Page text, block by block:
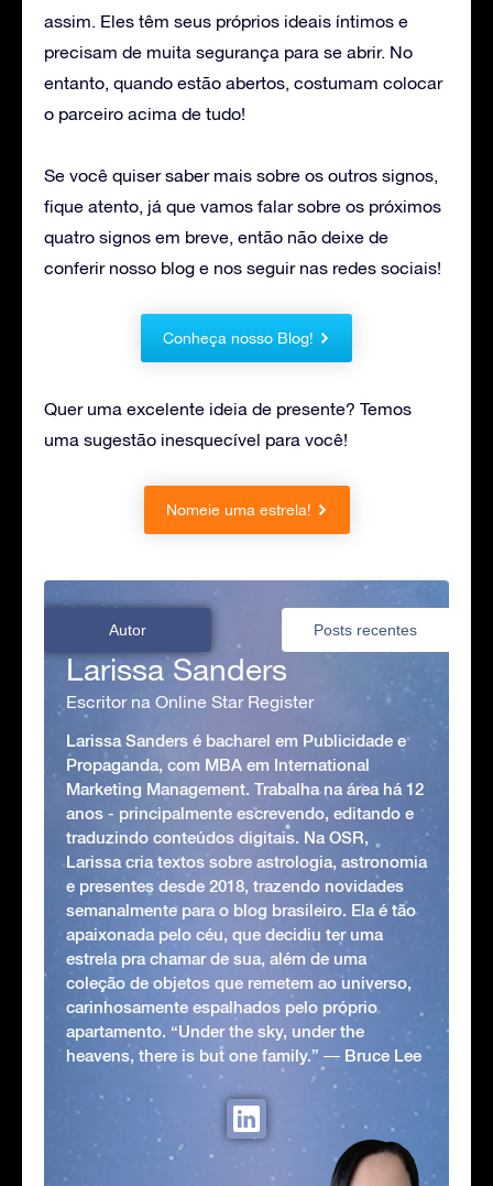
assim. Eles têm seus próprios ideais íntimos e
precisam de muita segurança para se abrir. No
entanto, quando estão abertos, costumam colocar
o parceiro acima de tudo!
Se você quiser saber mais sobre os outros signos,
fique atento, já que vamos falar sobre os próximos
quatro signos em breve, então não deixe de
conferir nosso blog e nos seguir nas redes sociais!
Conheça nosso Blog!
Quer uma excelente ideia de presente? Temos
uma sugestão inesquecível para você!
Nomeie uma estrela!
Autor Posts recentes
Larissa Sanders
Escritor na Online Star Register
Larissa Sanders é bacharel em Publicidade e
Propaganda, com MBA em International
Marketing Management. Trabalha na área há 12
anos - principalmente escrevendo, editando e
traduzindo conteúdos digitais. Na OSR,
Larissa cria textos sobre astrologia, astronomia
e presentes desde 2018, trazendo novidades
semanalmente para o blog brasileiro. Ela é tão
apaixonada pelo céu, que decidiu ter uma
estrela pra chamar de sua, além de uma
coleção de objetos que remetem ao universo,
carinhosamente espalhados pelo próprio
apartamento. “Under the sky, under the
heavens, there is but one family.” ― Bruce Lee